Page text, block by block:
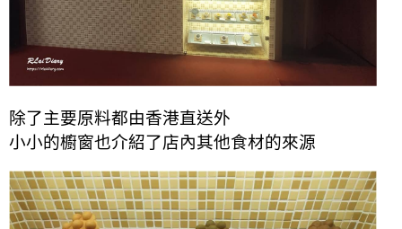
除了主要原料都由香港直送外
小小的櫥窗也介紹了店內其他食材的來源